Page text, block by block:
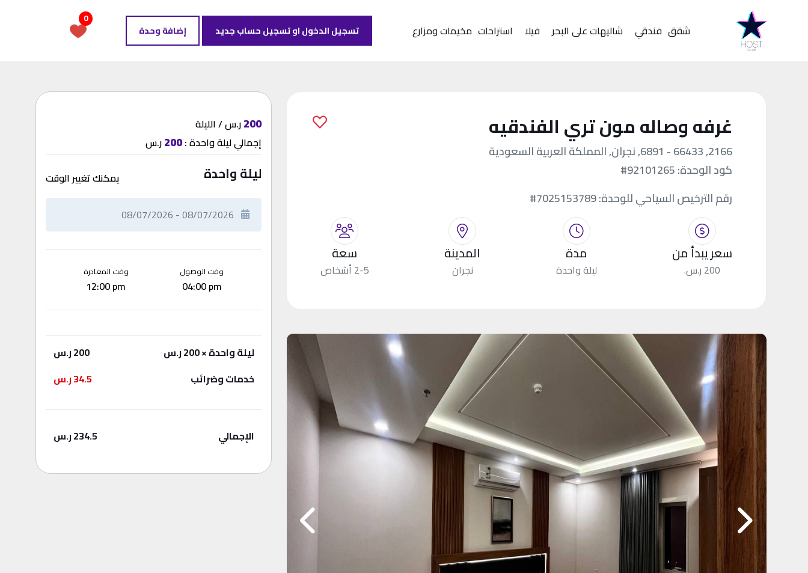
شقق فندقي شاليهات على البحر فيلا استراحات مخيمات ومزارع تسجيل الدخول او تسجيل حساب جديد إضافة وحدة
0
غرفه وصاله مون تري الفندقيه
2166, 66433 - 6891, نجران, المملكة العربية السعودية
كود الوحدة:#92101265
رقم الترخيص السياحي للوحدة:#7025153789
سعر يبدأ من
200 ر.س.
مدة
ليلة واحدة
المدينة
نجران
سعة
2-5 أشخاص
200ر.س / الليلة
إجماليليلة واحدة:
200ر.س
ليلة واحدة يمكنك تغيير الوقت
وقت الوصول
04:00 pm
وقت المغادرة
12:00 pm
ليلة واحدة× 200 ر.س 200ر.س
خدمات وضرائب
34.5ر.س
الإجمالي 234.5ر.س